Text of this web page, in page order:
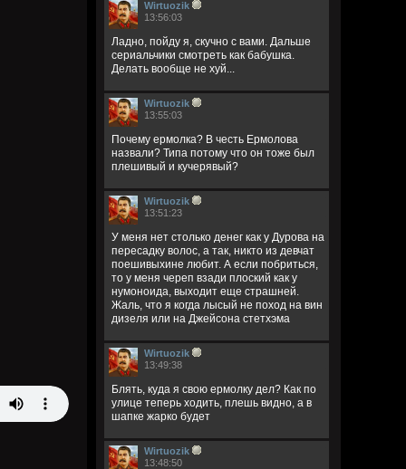
Wirtuozik
13:56:03
Ладно, пойду я, скучно с вами. Дальше
сериальчики смотреть как бабушка.
Делать вообще не хуй...
Wirtuozik
13:55:03
Почему ермолка? В честь Ермолова
назвали? Типа потому что он тоже был
плешивый и кучерявый?
Wirtuozik
13:51:23
У меня нет столько денег как у Дурова на
пересадку волос, а так, никто из девчат
поешивыхине любит. А если побриться,
то у меня череп взади плоский как у
нумоноида, выходит еще страшней.
Жаль, что я когда лысый не поход на вин
дизеля или на Джейсона стетхэма
Wirtuozik
13:49:38
Блять, куда я свою ермолку дел? Как по
улице теперь ходить, плешь видно, а в
шапке жарко будет
Wirtuozik
13:48:50